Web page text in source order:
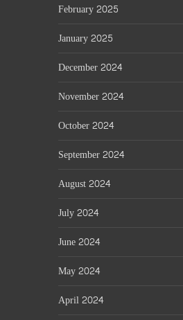
February 2025
January 2025
December 2024
November 2024
October 2024
September 2024
August 2024
July 2024
June 2024
May 2024
April 2024